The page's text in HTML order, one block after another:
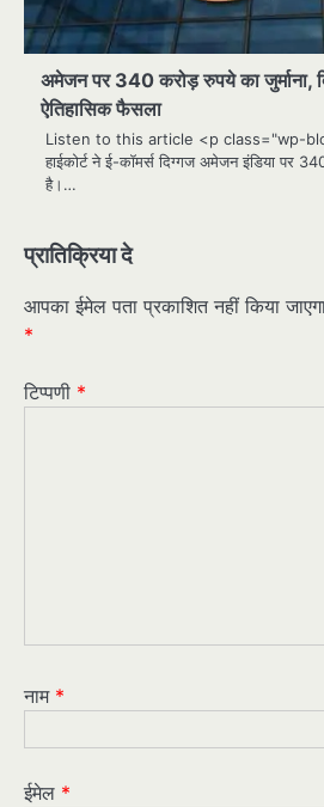
अमेजन पर 340 करोड़ रुपये का जुर्माना,
ऐतिहासिक फैसला
Listen to this article <p class="wp-
हाईकोर्ट ने ई-कॉमर्स दिग्गज अमेजन इंडिया पर
है।…
प्रातिक्रिया दे
आपका ईमेल पता प्रकाशित नहीं किया
*
टिप्पणी *
नाम *
ईमेल *